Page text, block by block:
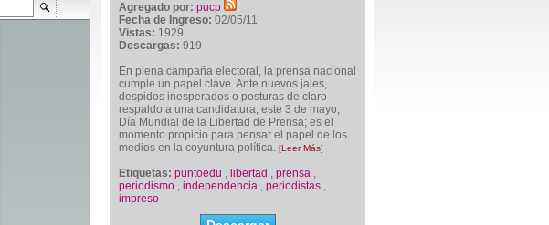
Agregado por: pucp
Fecha de Ingreso: 02/05/11
Vistas: 1929
Descargas: 919
En plena campaña electoral, la prensa nacional
cumple un papel clave. Ante nuevos jales,
despidos inesperados o posturas de claro
respaldo a una candidatura, este 3 de mayo,
Día Mundial de la Libertad de Prensa; es el
momento propicio para pensar el papel de los
medios en la coyuntura política. [Leer Más]
Etiquetas: puntoedu , libertad , prensa ,
periodismo , independencia , periodistas ,
impreso